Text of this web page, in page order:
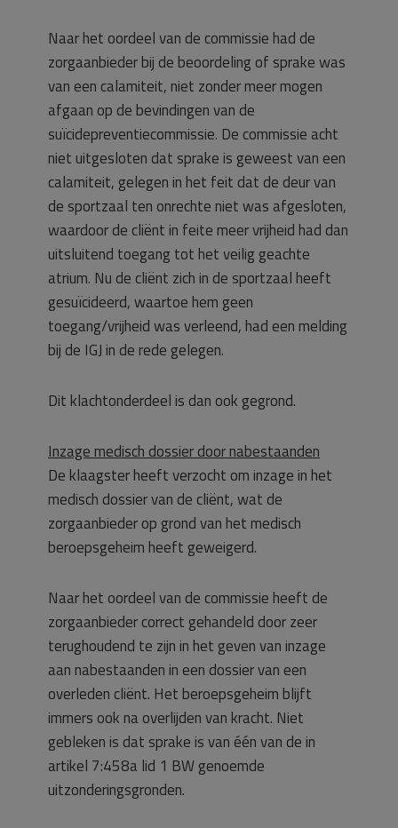
Naar het oordeel van de commissie had de
zorgaanbieder bij de beoordeling of sprake was
van een calamiteit, niet zonder meer mogen
afgaan op de bevindingen van de
suïcidepreventiecommissie. De commissie acht
niet uitgesloten dat sprake is geweest van een
calamiteit, gelegen in het feit dat de deur van
de sportzaal ten onrechte niet was afgesloten,
waardoor de cliënt in feite meer vrijheid had dan
uitsluitend toegang tot het veilig geachte
atrium. Nu de cliënt zich in de sportzaal heeft
gesuïcideerd, waartoe hem geen
toegang/vrijheid was verleend, had een melding
bij de IGJ in de rede gelegen.
Dit klachtonderdeel is dan ook gegrond.
Inzage medisch dossier door nabestaanden
De klaagster heeft verzocht om inzage in het
medisch dossier van de cliënt, wat de
zorgaanbieder op grond van het medisch
beroepsgeheim heeft geweigerd.
Naar het oordeel van de commissie heeft de
zorgaanbieder correct gehandeld door zeer
terughoudend te zijn in het geven van inzage
aan nabestaanden in een dossier van een
overleden cliënt. Het beroepsgeheim blijft
immers ook na overlijden van kracht. Niet
gebleken is dat sprake is van één van de in
artikel 7:458a lid 1 BW genoemde
uitzonderingsgronden.